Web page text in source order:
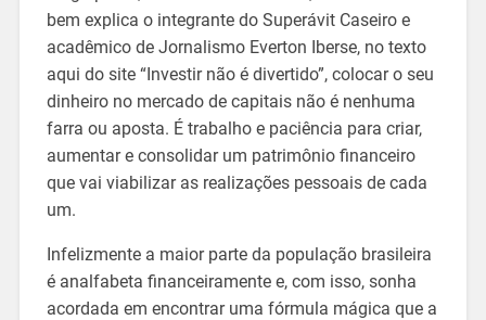
bem explica o integrante do Superávit Caseiro e
acadêmico de Jornalismo Everton Iberse, no texto
aqui do site “Investir não é divertido”, colocar o seu
dinheiro no mercado de capitais não é nenhuma
farra ou aposta. É trabalho e paciência para criar,
aumentar e consolidar um patrimônio financeiro
que vai viabilizar as realizações pessoais de cada
um.
Infelizmente a maior parte da população brasileira
é analfabeta financeiramente e, com isso, sonha
acordada em encontrar uma fórmula mágica que a